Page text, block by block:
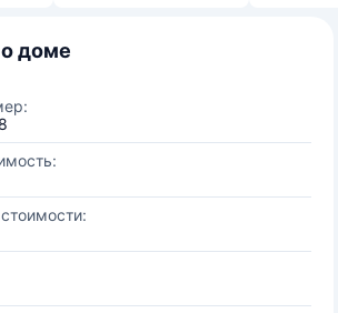
доме